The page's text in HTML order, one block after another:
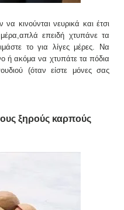
να κινούνται νευρικά και έτσι
επειδή χτυπάνε τα
το για λίγες μέρες. Να
ή ακόμα να χτυπάτε τα πόδια
(όταν είστε μόνες σας
ξηρούς καρπούς